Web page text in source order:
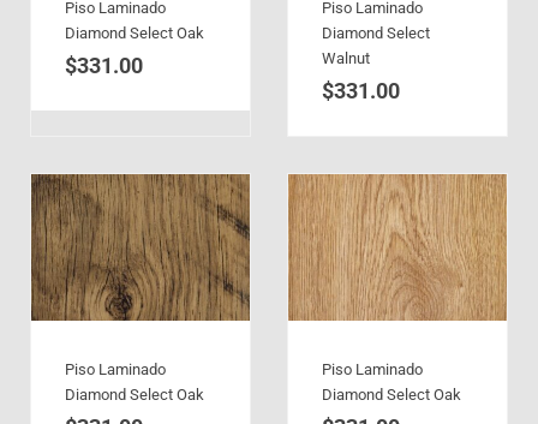
Piso Laminado
Diamond Select Oak
$331.00
Piso Laminado
Diamond Select
Walnut
$331.00
Piso Laminado
Diamond Select Oak
Piso Laminado
Diamond Select Oak